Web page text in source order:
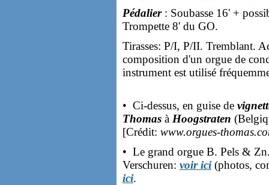
Pédalier: Soubasse 16' +
Trompette 8' du GO.
Tirasses: P/I, P/II. Tremblant.
composition d'un orgue de
instrument est utilisé
• Ci-dessus, en guise de
Thomas à Hoogstraten
[Crédit: www.orgues-
• Le grand orgue B. Pels &
Verschuren: voir ici(photos,
ici.